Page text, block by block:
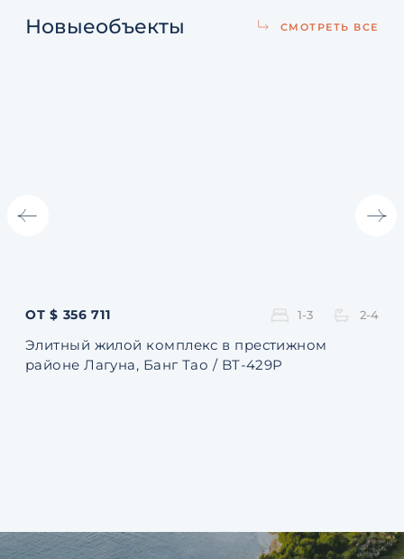
Новыеобъекты СМОТРЕТЬ ВСЕ
ОТ $ 356 711 1-3 2-4
Элитный жилой комплекс в престижном
районе Лагуна, Банг Тао / BT-429P